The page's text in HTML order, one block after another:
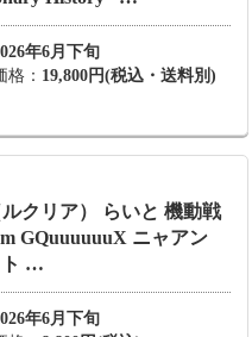
年6月下旬
格： 19,800円(税込・送料別)
クリア） らいと 機動戦
GQuuuuuuX ニャアン
ト …
年6月下旬